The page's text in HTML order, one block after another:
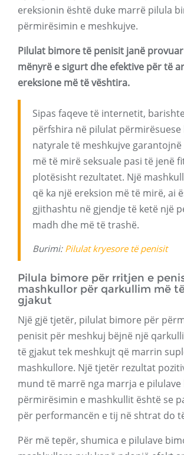
ereksionin është duke marrë pilula
përmirësimin e meshkujve.
Pilulat bimore të penisit janë
mënyrë e sigurt dhe efektive për të
ereksione më të vështira.
Sipas faqeve të internetit,
përfshira në pilulat
natyrale të meshkujve
më të mirë seksuale pasi të jenë
plotësisht rezultatet. Një
që ka një ereksion më të mirë, ai
gjithashtu në gjendje të ketë një
madh dhe më të trashë.
Burimi: Pilulat kryesore të penisit
Pilula bimore për rritjen e
mashkullor për qarkullim më
gjakut
Një gjë tjetër, pilulat bimore për
penisit për meshkuj bëjnë një
të gjakut tek meshkujt që marrin
mashkullore. Një tjetër rezultat
mund të marrë nga marrja e
përmirësimin e mashkullit është se
për performancën e tij në shtrat do
Për më tepër, shumica e pilulave